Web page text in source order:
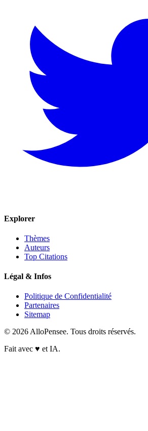
Explorer
Thèmes
Auteurs
Top Citations
Légal & Infos
Politique de Confidentialité
Partenaires
Sitemap
© 2026 AlloPensee. Tous droits réservés.
Fait avec ♥ et IA.